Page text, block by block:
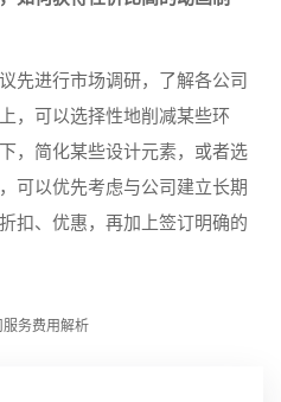
先进行市场调研，了解各公司
，可以选择性地削减某些环
，简化某些设计元素，或者选
可以优先考虑与公司建立长期
扣、优惠，再加上签订明确的
务费用解析